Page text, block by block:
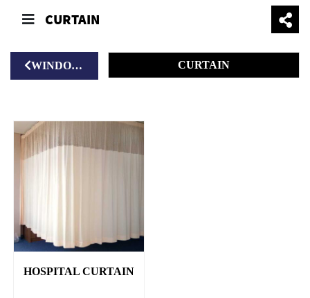
CURTAIN
WINDOW BLINDS CURTAIN
HOSPITAL CURTAIN